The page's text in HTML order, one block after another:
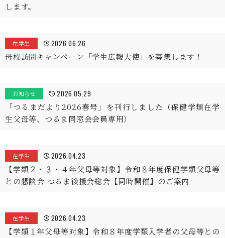
します。
在学生 2026.06.26
母校訪問キャンペーン「学生広報大使」を募集します！
お知らせ 2026.05.29
「つるまだより2026春号」を刊行しました（保健学類在学
生父母等、つるま同窓会会員専用）
在学生 2026.04.23
【学類２・３・４年父母等対象】令和８年度保健学類父母等
との懇談会 つるま後援会総会【同時開催】のご案内
在学生 2026.04.23
【学類１年父母等対象】令和８年度学類入学者の父母等との